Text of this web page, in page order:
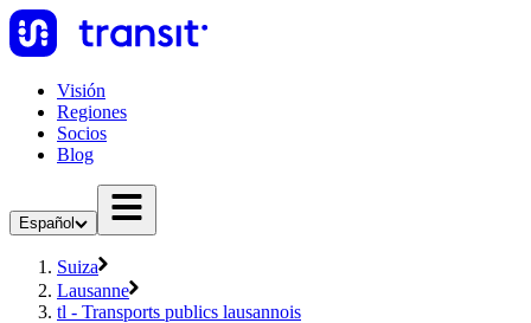
Visión
Regiones
Socios
Blog
Español
Suiza
Lausanne
tl - Transports publics lausannois